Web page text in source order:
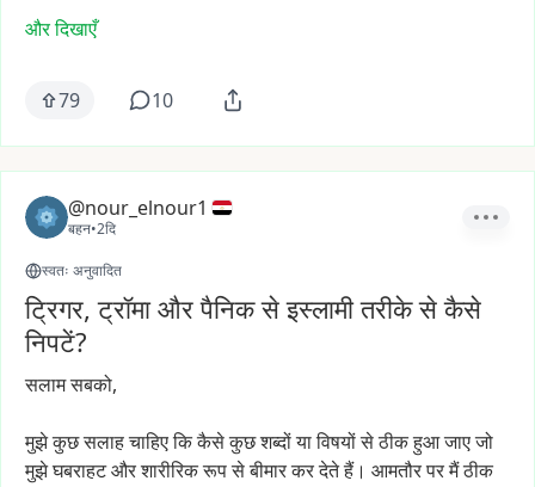
और दिखाएँ
79 10
@nour_elnour1
बहन•2दि
स्वतः अनुवादित
ट्रिगर, ट्रॉमा और पैनिक से इस्लामी तरीके से कैसे
निपटें?
सलामसबको,
मुझेकुछसलाहचाहिएकिकैसेकुछशब्दोंयाविषयोंसेठीकहुआजाएजो
मुझेघबराहटऔरशारीरिकरूपसेबीमारकरदेतेहैं। आमतौरपरमैंठीक